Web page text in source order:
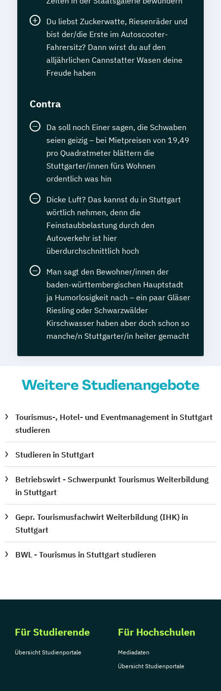
Du liebst Zuckerwatte, Riesenräder und
bist der/die Erste im Autoscooter-
Fahrersitz? Dann wirst du auf den
alljährlichen Cannstatter Wasen deine
Freude haben
Contra
Da soll noch Einer sagen, die Schwaben
seien geizig – bei Mietpreisen von 19,49
pro Quadratmeter blättern die
Stuttgarter/innen fürs Wohnen
ordentlich was hin
Dicke Luft? Das kannst du in Stuttgart
wörtlich nehmen, denn die
Feinstaubbelastung durch den
Autoverkehr ist hier
überdurchschnittlich hoch
Man sagt den Bewohner/innen der
baden-württembergischen Hauptstadt
ja Humorlosigkeit nach – ein paar Gläser
Riesling oder Schwarzwälder
Kirschwasser haben aber doch schon so
manche/n Stuttgarter/in heiter gemacht
Weitere Studienangebote
Tourismus-, Hotel- und Eventmanagement in Stuttgart
studieren
Studieren in Stuttgart
Betriebswirt - Schwerpunkt Tourismus Weiterbildung
in Stuttgart
Gepr. Tourismusfachwirt Weiterbildung (IHK) in
Stuttgart
BWL - Tourismus in Stuttgart studieren
Für Studierende
Übersicht Studienportale
Für Hochschulen
Mediadaten
Übersicht Studienportale